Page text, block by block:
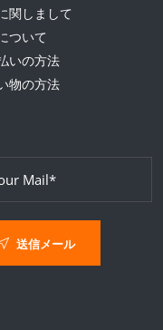
関しまして
ついて
いの方法
物の方法
送信メール